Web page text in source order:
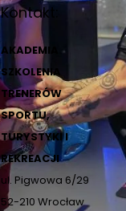
Kontakt:
AKADEMIA
SZKOLENIA
TRENERÓW
SPORTU,
TURYSTYKI I
REKREACJI
ul. Pigwowa 6/29
52-210 Wrocław